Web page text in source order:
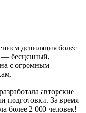
депиляция более
— бесценный,
с огромным
авторские
подготовки. За время
более 2 000 человек!